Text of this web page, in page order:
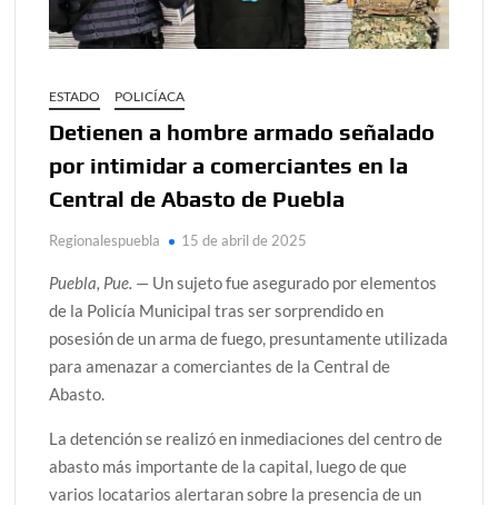
ESTADO POLICÍACA
Detienen a hombre armado señalado
por intimidar a comerciantes en la
Central de Abasto de Puebla
Regionalespuebla 15 de abril de 2025
Puebla, Pue. — Un sujeto fue asegurado por elementos
de la Policía Municipal tras ser sorprendido en
posesión de un arma de fuego, presuntamente utilizada
para amenazar a comerciantes de la Central de
Abasto.
La detención se realizó en inmediaciones del centro de
abasto más importante de la capital, luego de que
varios locatarios alertaran sobre la presencia de un